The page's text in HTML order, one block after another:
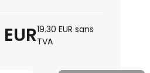
EUR19.30 EUR sans
TVA